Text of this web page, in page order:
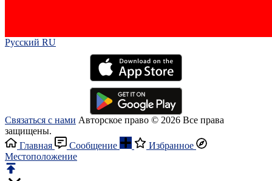
Русский RU‎
Связаться с нами Авторское право © 2026 Все права
защищены.
Главная
Сообщение
Избранное
Местоположение